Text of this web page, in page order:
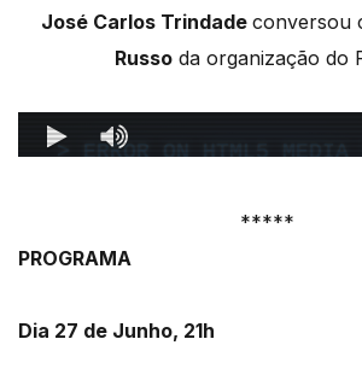
José Carlos Trindade conversou
Russoda organização do
*****
PROGRAMA
Dia 27 de Junho, 21h